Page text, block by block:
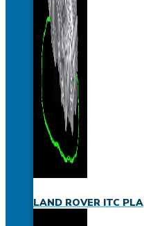
LAND ROVER ITC PLA